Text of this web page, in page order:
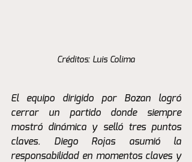
Créditos: Luis Colima
El equipo dirigido por Bozan logró
cerrar un partido donde siempre
mostró dinámica y selló tres puntos
claves. Diego Rojas asumió la
responsabilidad en momentos claves y